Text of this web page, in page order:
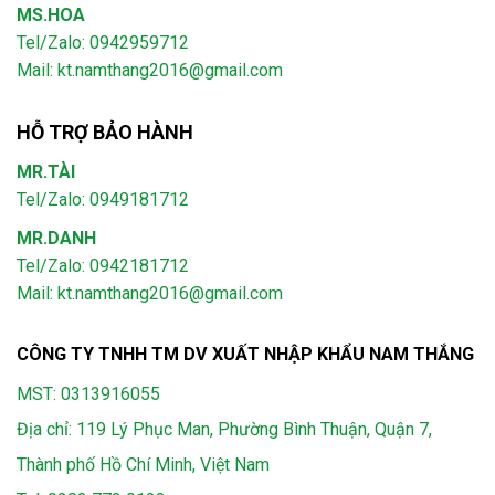
MS.HOA
Tel/Zalo: 0942959712
Mail: kt.namthang2016@gmail.com
HỖ TRỢ BẢO HÀNH
MR.TÀI
Tel/Zalo: 0949181712
MR.DANH
Tel/Zalo: 0942181712
Mail: kt.namthang2016@gmail.com
CÔNG TY TNHH TM DV XUẤT NHẬP KHẨU NAM THẮNG
MST: 0313916055
Địa chỉ: 119 Lý Phục Man, Phường Bình Thuận, Quận 7,
Thành phố Hồ Chí Minh, Việt Nam